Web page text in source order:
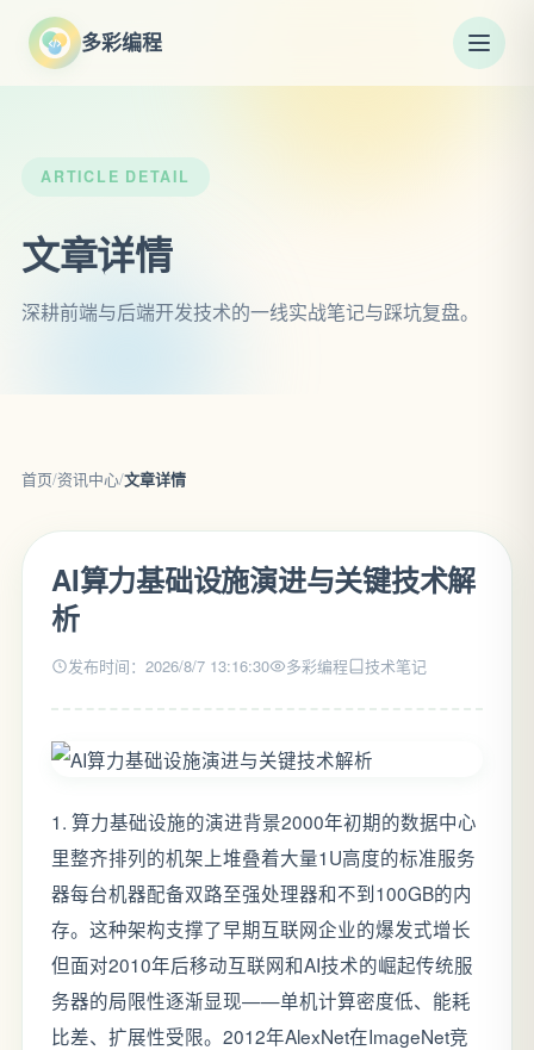
多彩编程
ARTICLE DETAIL
文章详情
深耕前端与后端开发技术的一线实战笔记与踩坑复盘。
首页/资讯中心/文章详情
AI算力基础设施演进与关键技术解
析
发布时间：2026/8/7 13:16:30 多彩编程 技术笔记
1. 算力基础设施的演进背景2000年初期的数据中心
里整齐排列的机架上堆叠着大量1U高度的标准服务
器每台机器配备双路至强处理器和不到100GB的内
存。这种架构支撑了早期互联网企业的爆发式增长
但面对2010年后移动互联网和AI技术的崛起传统服
务器的局限性逐渐显现——单机计算密度低、能耗
比差、扩展性受限。2012年AlexNet在ImageNet竞